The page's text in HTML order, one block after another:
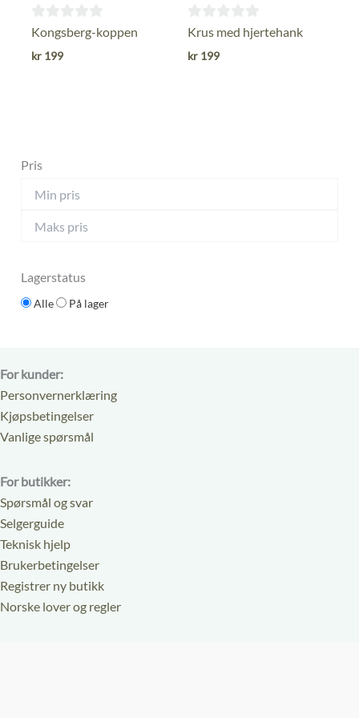
0
ut
Kongsberg-koppen
kr 199
0
ut
Krus med hjertehank
kr 199
Pris
Lagerstatus
Alle På lager
For kunder:
Personvernerklæring
Kjøpsbetingelser
Vanlige spørsmål
For butikker:
Spørsmål og svar
Selgerguide
Teknisk hjelp
Brukerbetingelser
Registrer ny butikk
Norske lover og regler